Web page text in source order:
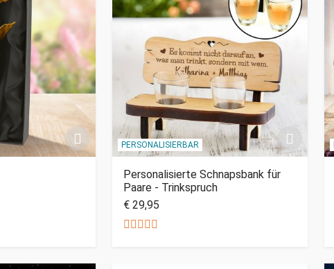
PERSONALISIERBAR
Personalisierte Schnapsbank für
Paare - Trinkspruch
€ 29,95